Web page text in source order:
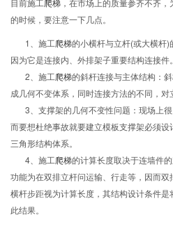
的时候，要注意一下几点。
1、施工爬梯的小横杆与立杆(或大横杆)
因为它是连接内、外排架子重要结构连接件。
2、施工爬梯的斜杆连接与主体结构：
成几何不变体系，同时连接方法的不同，对
3、支撑架的几何不变性问题：现场上很
而要想杜绝事故就要建立模板支撑架必须
三角形结构体系。
4、施工爬梯的计算长度取决于连墙件
功能为在双排立杆问运输、行走等，因而
横杆步距视为计算长度，其结构设计条件
此结果。